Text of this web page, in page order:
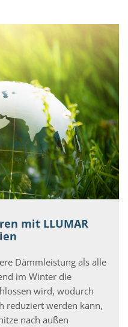
mit LLUMAR
Dämmleistung als alle
im Winter die
wird, wodurch
reduziert werden kann,
nach außen